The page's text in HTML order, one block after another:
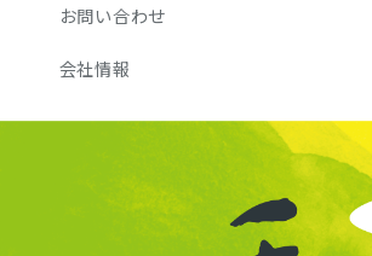
お問い合わせ
会社情報